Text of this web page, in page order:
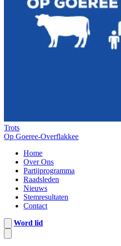
Trots
Op Goeree-Overflakkee
Home
Over Ons
Partijprogramma
Raadsleden
Nieuws
Stemresultaten
Contact
Word lid